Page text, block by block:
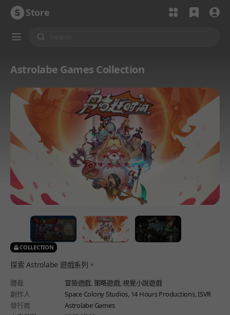
Store
Astrolabe Games Collection
COLLECTION
探索 Astrolabe 遊戲系列。
體裁 冒險遊戲, 策略遊戲, 視覺小說遊戲
創作人
Space Colony Studios, 14 Hours Productions, ISVR
發行商
Astrolabe Games